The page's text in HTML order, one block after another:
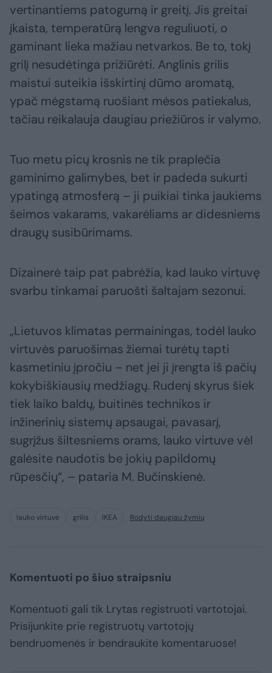
vertinantiems patogumą ir greitį. Jis greitai
įkaista, temperatūrą lengva reguliuoti, o
gaminant lieka mažiau netvarkos. Be to, tokį
grilį nesudėtinga prižiūrėti. Anglinis grilis
maistui suteikia išskirtinį dūmo aromatą,
ypač mėgstamą ruošiant mėsos patiekalus,
tačiau reikalauja daugiau priežiūros ir valymo.
Tuo metu picų krosnis ne tik praplečia
gaminimo galimybes, bet ir padeda sukurti
ypatingą atmosferą – ji puikiai tinka jaukiems
šeimos vakarams, vakarėliams ar didesniems
draugų susibūrimams.
Dizainerė taip pat pabrėžia, kad lauko virtuvę
svarbu tinkamai paruošti šaltajam sezonui.
„Lietuvos klimatas permainingas, todėl lauko
virtuvės paruošimas žiemai turėtų tapti
kasmetiniu įpročiu – net jei ji įrengta iš pačių
kokybiškiausių medžiagų. Rudenį skyrus šiek
tiek laiko baldų, buitinės technikos ir
inžinerinių sistemų apsaugai, pavasarį,
sugrįžus šiltesniems orams, lauko virtuve vėl
galėsite naudotis be jokių papildomų
rūpesčių“, – pataria M. Bučinskienė.
lauko virtuvė grilis IKEA Rodyti daugiau žymių
Komentuoti po šiuo straipsniu
Komentuoti gali tik Lrytas registruoti vartotojai.
Prisijunkite prie registruotų vartotojų
bendruomenės ir bendraukite komentaruose!